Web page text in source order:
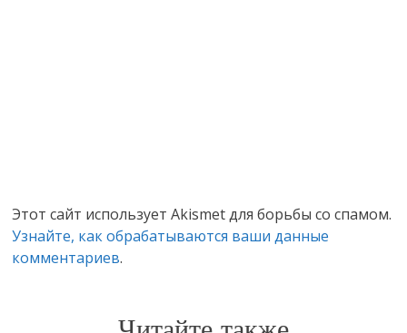
Этот сайт использует Akismet для борьбы со спамом.
Узнайте, как обрабатываются ваши данные
комментариев.